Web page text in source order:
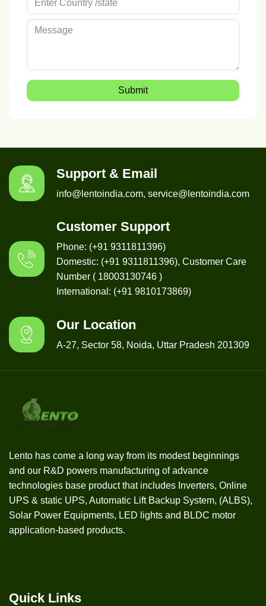
Submit
Support & Email
info@lentoindia.com, service@lentoindia.com
Customer Support
Phone: (+91 9311811396)
Domestic: (+91 9311811396), Customer Care
Number ( 18003130746 )
International: (+91 9810173869)
Our Location
A-27, Sector 58, Noida, Uttar Pradesh 201309
Lento has come a long way from its modest beginnings
and our R&D powers manufacturing of advance
technologies base product that includes Inverters, Online
UPS & static UPS, Automatic Lift Backup System, (ALBS),
Solar Power Equipments, LED lights and BLDC motor
application-based products.
Quick Links